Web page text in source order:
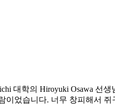
대학의 Hiroyuki Osawa 선
이었습니다. 너무 창피해서 쥐